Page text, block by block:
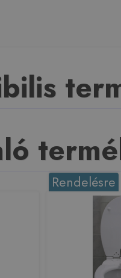
Rendelésre